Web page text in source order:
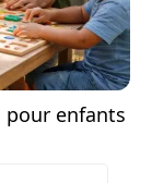
pour enfants